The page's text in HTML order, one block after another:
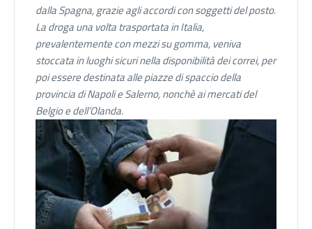
dalla Spagna, grazie agli accordi con soggetti del posto.
La droga una volta trasportata in Italia,
prevalentemente con mezzi su gomma, veniva
stoccata in luoghi sicuri nella disponibilità dei correi, per
poi essere destinata alle piazze di spaccio della
provincia di Napoli e Salerno, nonchè ai mercati del
Belgio e dell’Olanda.